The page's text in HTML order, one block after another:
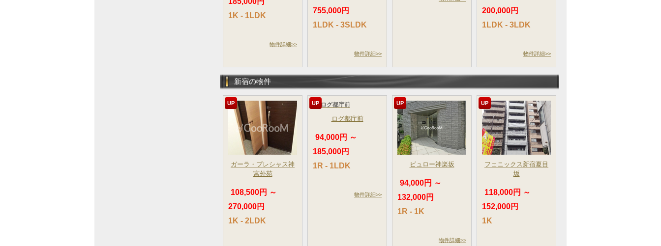
1K - 1LDK
物件詳細>>
755,000円
1LDK - 3SLDK
物件詳細>>
200,000円
1LDK - 3LDK
物件詳細>>
新宿の物件
UP
ガーラ・プレシャス神
宮外苑
108,500円 ～
270,000円
1K - 2LDK
UP
ログ都庁前
94,000円 ～
185,000円
1R - 1LDK
物件詳細>>
UP
ビュロー神楽坂
94,000円 ～
132,000円
1R - 1K
物件詳細>>
UP
フェニックス新宿夏目
坂
118,000円 ～
152,000円
1K